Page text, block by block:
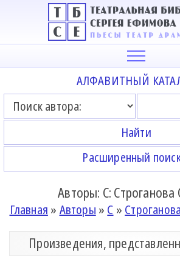
АЛФАВИТНЫЙ
Расширенный
Авторы: С: Строганова
Главная » Авторы » С »
Произведения,